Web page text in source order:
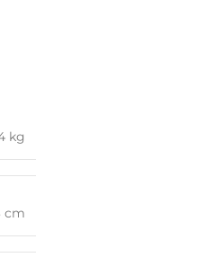
kg
cm